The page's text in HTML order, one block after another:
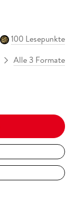
100 Lesepunkte
Alle 3 Formate